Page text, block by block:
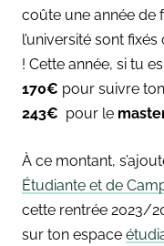
coûte une année de
l’université sont
! Cette année, si tu
170€ pour suivre
243€ pour le
À ce montant,
Étudiante et de
cette rentrée 2023/
sur ton espace